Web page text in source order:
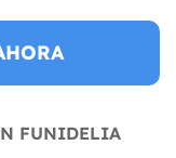
FUNIDELIA